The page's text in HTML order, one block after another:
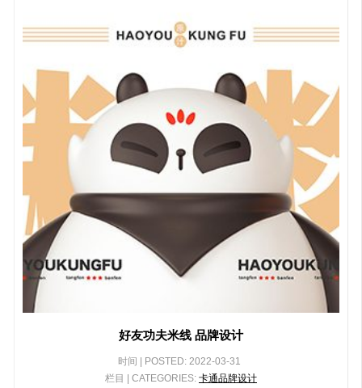
好友功夫米线 品牌设计
时间 | POSTED: 2022-03-31
栏目 | CATEGORIES: 卡通品牌设计